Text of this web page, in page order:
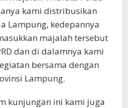
kami distribusikan
Lampung, kedepannya
majalah tersebut
dan di dalamnya kami
bersama dengan
Lampung.
kunjungan ini kami juga